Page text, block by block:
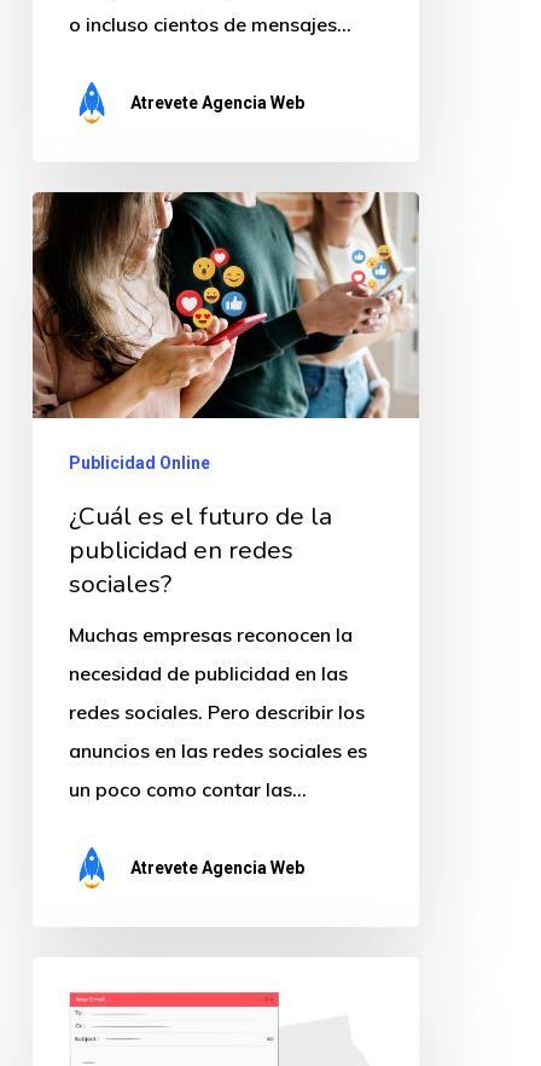
o incluso cientos de mensajes…
Atrevete Agencia Web
¿Cuál
es
el
futuro
de
la
redes
sociales?
Publicidad Online
¿Cuál es el futuro de la
publicidad en redes
sociales?
Muchas empresas reconocen la
necesidad de publicidad en las
redes sociales. Pero describir los
anuncios en las redes sociales es
un poco como contar las…
Atrevete Agencia Web
esencial